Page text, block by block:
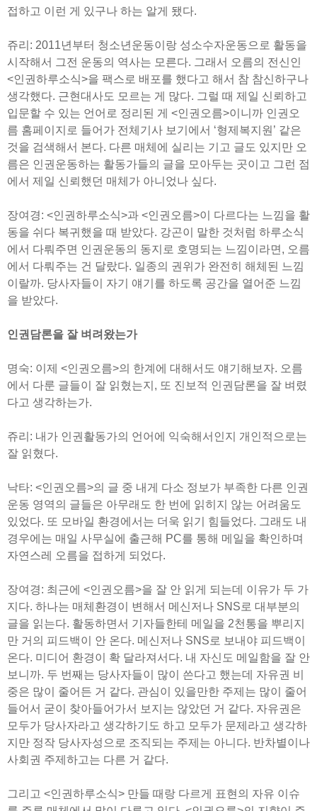
접하고 이런 게 있구나 하는 알게 됐다.
쥬리: 2011년부터 청소년운동이랑 성소수자운동으로 활동을
시작해서 그전 운동의 역사는 모른다. 그래서 오름의 전신인
<인권하루소식>을 팩스로 배포를 했다고 해서 참 참신하구나
생각했다. 근현대사도 모르는 게 많다. 그럴 때 제일 신뢰하고
입문할 수 있는 언어로 정리된 게 <인권오름>이니까 인권오
름 홈페이지로 들어가 전체기사 보기에서 ‘형제복지원’ 같은
것을 검색해서 본다. 다른 매체에 실리는 기고 글도 있지만 오
름은 인권운동하는 활동가들의 글을 모아두는 곳이고 그런 점
에서 제일 신뢰했던 매체가 아니었나 싶다.
장여경: <인권하루소식>과 <인권오름>이 다르다는 느낌을 활
동을 쉬다 복귀했을 때 받았다. 강곤이 말한 것처럼 하루소식
에서 다뤄주면 인권운동의 동지로 호명되는 느낌이라면, 오름
에서 다뤄주는 건 달랐다. 일종의 권위가 완전히 해체된 느낌
이랄까. 당사자들이 자기 얘기를 하도록 공간을 열어준 느낌
을 받았다.
인권담론을 잘 벼려왔는가
명숙: 이제 <인권오름>의 한계에 대해서도 얘기해보자. 오름
에서 다룬 글들이 잘 읽혔는지, 또 진보적 인권담론을 잘 벼렸
다고 생각하는가.
쥬리: 내가 인권활동가의 언어에 익숙해서인지 개인적으로는
잘 읽혔다.
낙타: <인권오름>의 글 중 내게 다소 정보가 부족한 다른 인권
운동 영역의 글들은 아무래도 한 번에 읽히지 않는 어려움도
있었다. 또 모바일 환경에서는 더욱 읽기 힘들었다. 그래도 내
경우에는 매일 사무실에 출근해 PC를 통해 메일을 확인하며
자연스레 오름을 접하게 되었다.
장여경: 최근에 <인권오름>을 잘 안 읽게 되는데 이유가 두 가
지다. 하나는 매체환경이 변해서 메신저나 SNS로 대부분의
글을 읽는다. 활동하면서 기자들한테 메일을 2천통을 뿌리지
만 거의 피드백이 안 온다. 메신저나 SNS로 보내야 피드백이
온다. 미디어 환경이 확 달라져서다. 내 자신도 메일함을 잘 안
보니까. 두 번째는 당사자들이 많이 쓴다고 했는데 자유권 비
중은 많이 줄어든 거 같다. 관심이 있을만한 주제는 많이 줄어
들어서 굳이 찾아들어가서 보지는 않았던 거 같다. 자유권은
모두가 당사자라고 생각하기도 하고 모두가 문제라고 생각하
지만 정작 당사자성으로 조직되는 주제는 아니다. 반차별이나
사회권 주제하고는 다른 거 같다.
그리고 <인권하루소식> 만들 때랑 다르게 표현의 자유 이슈